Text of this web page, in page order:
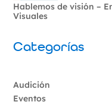
Hablemos de visión –
Visuales
Categorías
Audición
Eventos